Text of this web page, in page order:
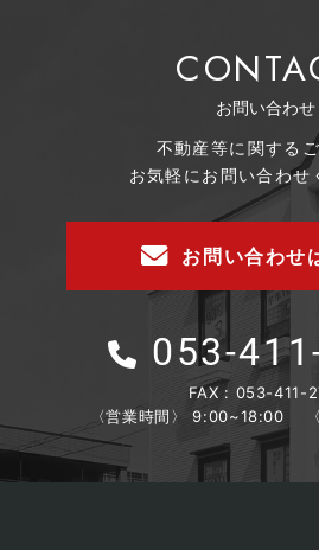
お問い合わせ
不動産等に関する
お気軽にお問い合わせ
053-
FAX : 053-411-
〈営業時間〉 9:00~18:00
お問い合わせ